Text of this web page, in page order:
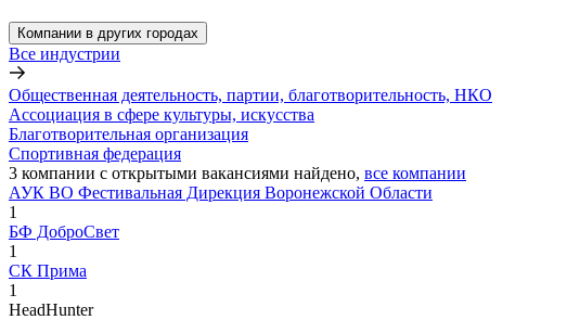
Компании в других городах
Все индустрии
Общественная деятельность, партии, благотворительность, НКО
Ассоциация в сфере культуры, искусства
Благотворительная организация
Спортивная федерация
3 компании с открытыми вакансиями найдено, все компании
АУК ВО Фестивальная Дирекция Воронежской Области
1
БФ ДоброСвет
1
СК Прима
1
HeadHunter